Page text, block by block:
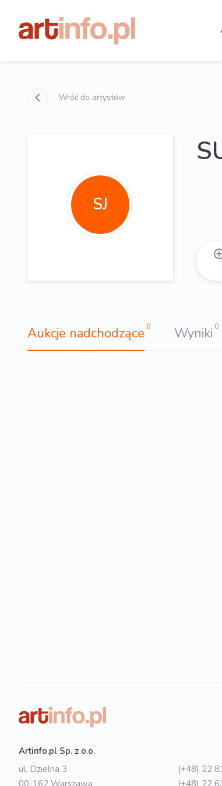
Wróć do artystów
SJ
Aukcje nadchodzące 0 Wyniki 0
Artinfo.pl Sp. z o.o.
ul. Dzielna 3
00-162 Warszawa
(+48) 22
(+48) 22